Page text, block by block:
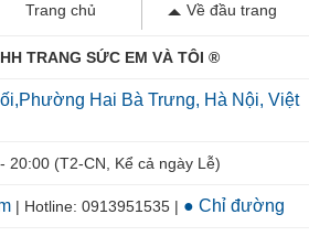
Trang chủ Về đầu trang
TRANG SỨC EM VÀ TÔI ®
Hai Bà Trưng, Hà Nội, Việt
20:00 (T2-CN, Kể cả ngày Lễ)
| Hotline: 0913951535 | ● Chỉ đường